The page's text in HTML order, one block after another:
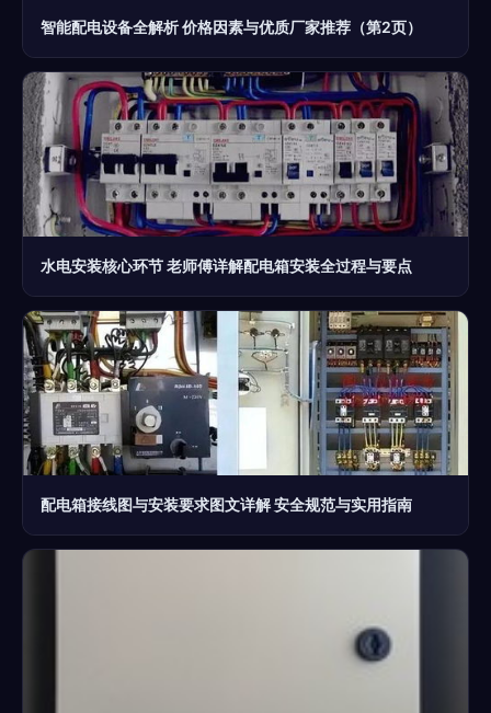
智能配电设备全解析 价格因素与优质厂家推荐（第2页）
水电安装核心环节 老师傅详解配电箱安装全过程与要点
配电箱接线图与安装要求图文详解 安全规范与实用指南